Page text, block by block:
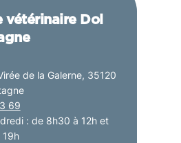
vétérinaire Dol
de la Galerne, 35120
69
: de 8h30 à 12h et
19h